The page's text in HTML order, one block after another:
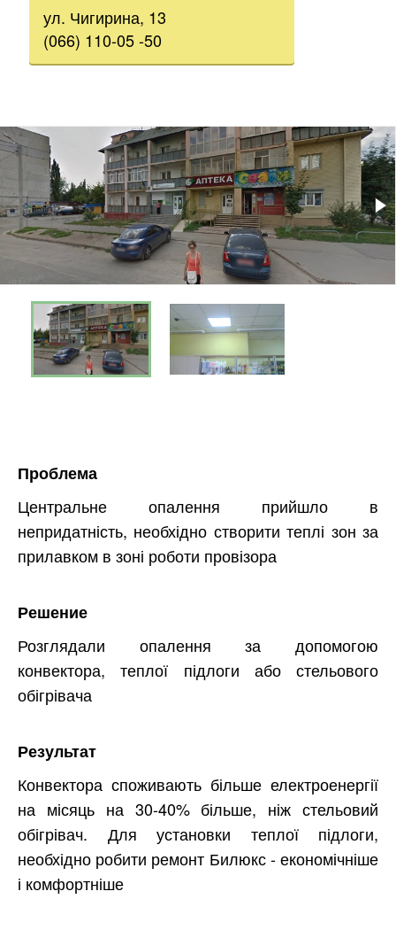
ул. Чигирина, 13
(066) 110-05 -50
Проблема
Центральне опалення прийшло в
непридатність, необхідно створити теплі зон за
прилавком в зоні роботи провізора
Решение
Розглядали опалення за допомогою
конвектора, теплої підлоги або стельового
обігрівача
Результат
Конвектора споживають більше електроенергії
на місяць на 30-40% більше, ніж стельовий
обігрівач. Для установки теплої підлоги,
необхідно робити ремонт Билюкс - економічніше
і комфортніше